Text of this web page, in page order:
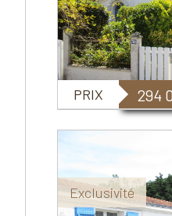
PRIX 294
Exclusivité